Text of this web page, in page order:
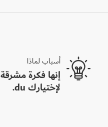
أسباب لماذا
إنها فكرة مشرقة
لإختيارك du.